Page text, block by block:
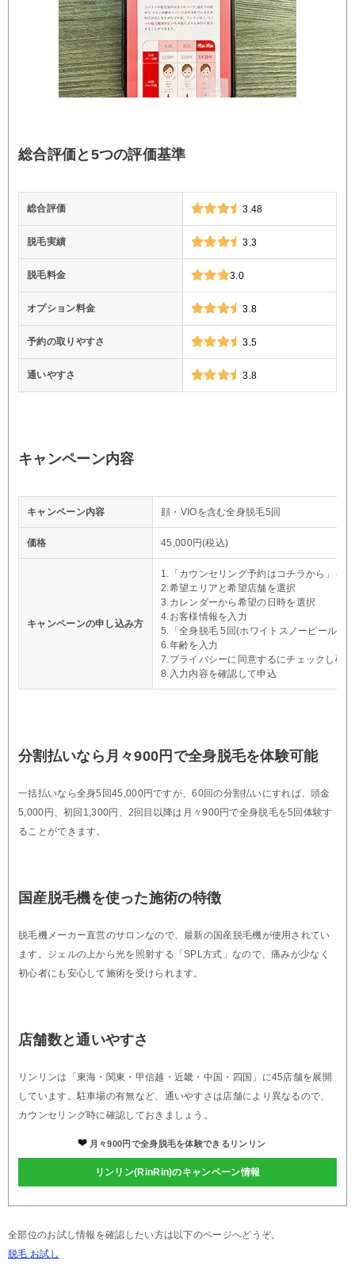
総合評価と5つの評価基準
総合評価 3.48
脱毛実績 3.3
脱毛料金 3.0
オプション料金 3.8
予約の取りやすさ 3.5
通いやすさ 3.8
キャンペーン内容
キャンペーン内容 顔・VIOを含む全身脱毛5回
価格 45,000円(税込)
キャンペーンの申し込み方
1.「カウンセリング予約はコチラから」を
2.希望エリアと希望店舗を選択
3.カレンダーから希望の日時を選択
4.お客様情報を入力
5.「全身脱毛 5回(ホワイトスノーピール付
6.年齢を入力
7.プライバシーに同意するにチェックし確
8.入力内容を確認して申込
分割払いなら月々900円で全身脱毛を体験可能
一括払いなら全身5回45,000円ですが、60回の分割払いにすれば、頭金
5,000円、初回1,300円、2回目以降は月々900円で全身脱毛を5回体験す
ることができます。
国産脱毛機を使った施術の特徴
脱毛機メーカー直営のサロンなので、最新の国産脱毛機が使用されてい
ます。ジェルの上から光を照射する「SPL方式」なので、痛みが少なく
初心者にも安心して施術を受けられます。
店舗数と通いやすさ
リンリンは「東海・関東・甲信越・近畿・中国・四国」に45店舗を展開
しています。駐車場の有無など、通いやすさは店舗により異なるので、
カウンセリング時に確認しておきましょう。
月々900円で全身脱毛を体験できるリンリン
リンリン(RinRin)のキャンペーン情報
全部位のお試し情報を確認したい方は以下のページへどうぞ。
脱毛 お試し